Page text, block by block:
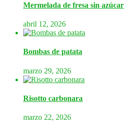
Mermelada de fresa sin azúcar
abril 12, 2026
Bombas de patata
marzo 29, 2026
Risotto carbonara
marzo 22, 2026